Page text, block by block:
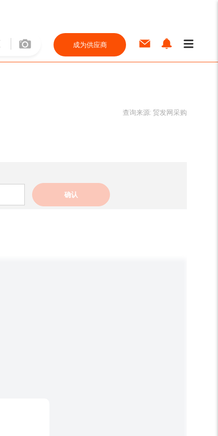
成为供应商
查询来源: 贸发网采购
确认